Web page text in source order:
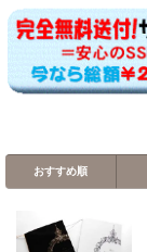
おすすめ順